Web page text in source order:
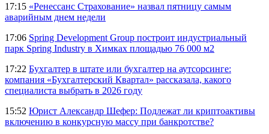
17:15 «Ренессанс Страхование» назвал пятницу самым
аварийным днем недели
17:06 Spring Development Group построит индустриальный
парк Spring Industry в Химках площадью 76 000 м2
17:22 Бухгалтер в штате или бухгалтер на аутсорсинге:
компания «Бухгалтерский Квартал» рассказала, какого
специалиста выбрать в 2026 году
15:52 Юрист Александр Шефер: Подлежат ли криптоактивы
включению в конкурсную массу при банкротстве?